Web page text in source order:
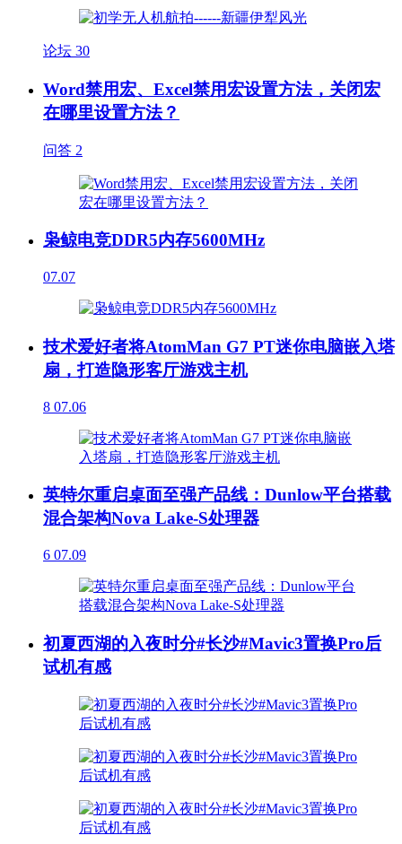
论坛 30
Word禁用宏、Excel禁用宏设置方法，关闭宏
在哪里设置方法？
问答 2
枭鲸电竞DDR5内存5600MHz
07.07
技术爱好者将AtomMan G7 PT迷你电脑嵌入塔
扇，打造隐形客厅游戏主机
8 07.06
英特尔重启桌面至强产品线：Dunlow平台搭载
混合架构Nova Lake-S处理器
6 07.09
初夏西湖的入夜时分#长沙#Mavic3置换Pro后
试机有感